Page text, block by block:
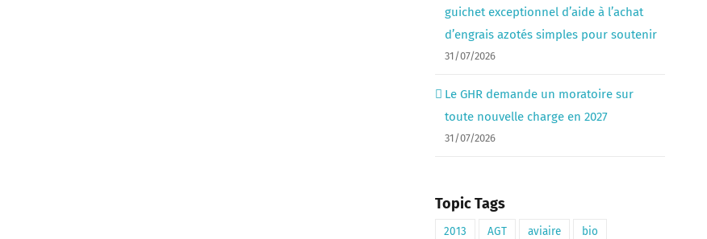
guichet exceptionnel d’aide à l’achat
d’engrais azotés simples pour soutenir
31/07/2026
Le GHR demande un moratoire sur
toute nouvelle charge en 2027
31/07/2026
Topic Tags
2013 AGT aviaire bio